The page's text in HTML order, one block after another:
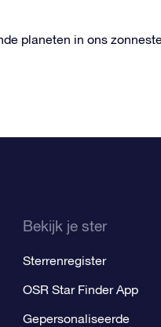
planeten in ons
Bekijk je ster
Sterrenregister
OSR Star Finder App
Gepersonaliseerde